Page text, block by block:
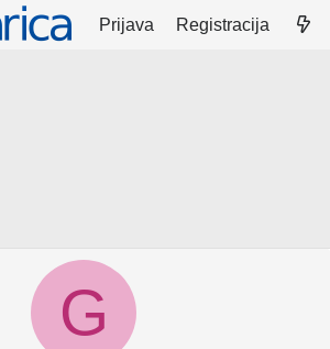
Prijava Registracija
G